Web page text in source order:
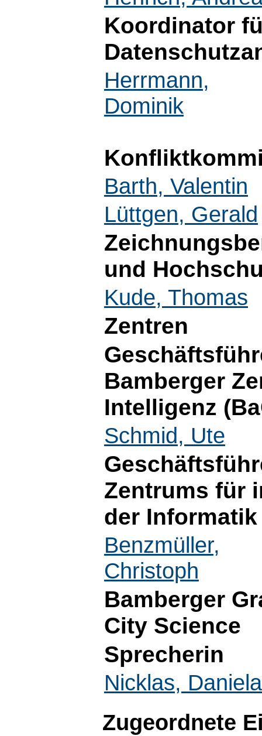
Koordinator
Herrmann,
Dominik
Barth, Valentin
Lüttgen, Gerald
und
Kude, Thomas
Zentren
Bamberger
Intelligenz
Schmid, Ute
Zentrums für
der Informatik
Benzmüller,
Christoph
Bamberger
City Science
Sprecherin
Nicklas, Daniela
Zugeordnete